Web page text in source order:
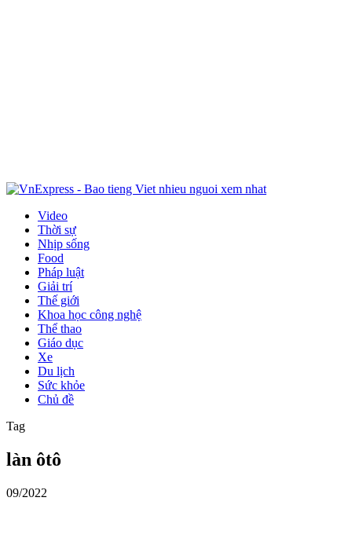
Video
Thời sự
Nhịp sống
Food
Pháp luật
Giải trí
Thế giới
Khoa học công nghệ
Thể thao
Giáo dục
Xe
Du lịch
Sức khỏe
Chủ đề
Tag
làn ôtô
09/2022